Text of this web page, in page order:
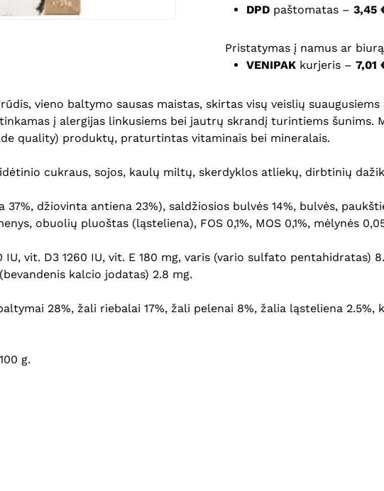
DPD paštomatas – 3,45
Pristatymas į namus ar
VENIPAK kurjeris – 7,01
vieno baltymo sausas maistas, skirtas visų veislių
į alergijas linkusiems bei jautrų skrandį turintiems šunims.
quality) produktų, praturtintas vitaminais bei mineralais.
cukraus, sojos, kaulų miltų, skerdyklos atliekų, dirbtinių
37%, džiovinta antiena 23%), saldžiosios bulvės 14%, bulvės,
obuolių pluoštas (ląsteliena), FOS 0,1%, MOS 0,1%, mėlynės
IU, vit. D3 1260 IU, vit. E 180 mg, varis (vario sulfato pentahidratas)
kalcio jodatas) 2.8 mg.
28%, žali riebalai 17%, žali pelenai 8%, žalia ląsteliena 2.5%,
g.